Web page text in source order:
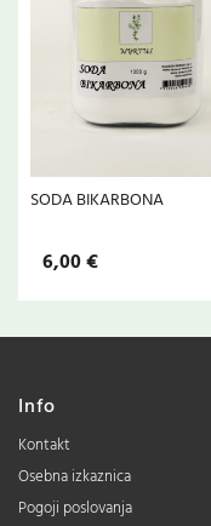
SODA BIKARBONA
6,00 €
Info
Kontakt
Osebna izkaznica
Pogoji poslovanja